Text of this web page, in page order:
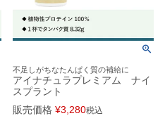
不足しがちなたんぱく質の補給に
アイナチュラプレミアム ナイ
スプラント
販売価格 ¥3,280税込